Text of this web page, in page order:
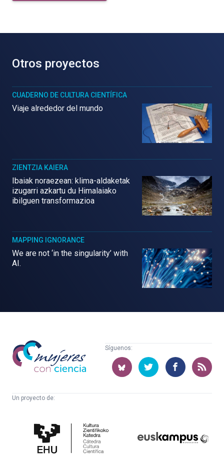
Otros proyectos
CUADERNO DE CULTURA CIENTÍFICA
Viaje alrededor del mundo
ZIENTZIA KAIERA
Ibaiak noraezean: klima-aldaketak
izugarri azkartu du Himalaiako
ibilguen transformazioa
MAPPING IGNORANCE
We are not ‘in the singularity’ with
AI.
Mujeres
con
ciencia
Síguenos:
Un proyecto de:
Cultura
Científica